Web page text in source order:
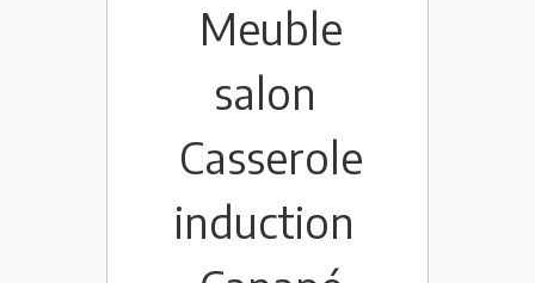
Meuble
salon
Casserole
induction